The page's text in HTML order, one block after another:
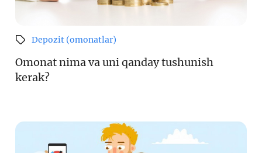
Depozit (omonatlar)
Omonat nima va uni qanday tushunish
kerak?